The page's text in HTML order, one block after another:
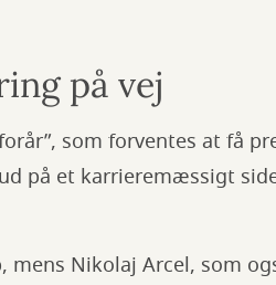
på vej
som forventes at få
på et karrieremæssigt
mens Nikolaj Arcel, som